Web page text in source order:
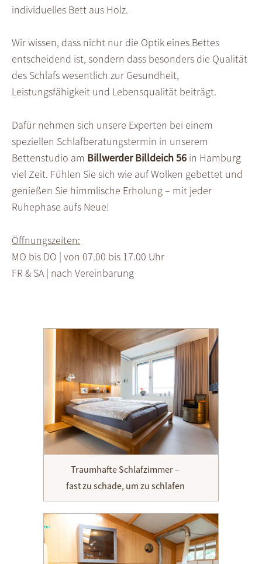
individuelles Bett aus Holz.
Wir wissen, dass nicht nur die Optik eines Bettes
entscheidend ist, sondern dass besonders die Qualität
des Schlafs wesentlich zur Gesundheit,
Leistungsfähigkeit und Lebensqualität beiträgt.
Dafür nehmen sich unsere Experten bei einem
speziellen Schlafberatungstermin in unserem
Bettenstudio am Billwerder Billdeich 56 in Hamburg
viel Zeit. Fühlen Sie sich wie auf Wolken gebettet und
genießen Sie himmlische Erholung – mit jeder
Ruhephase aufs Neue!
Öffnungszeiten:
MO bis DO | von 07.00 bis 17.00 Uhr
FR & SA | nach Vereinbarung
Traumhafte Schlafzimmer –
fast zu schade, um zu schlafen